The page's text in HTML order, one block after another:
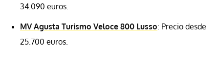
34.090 euros.
MV Agusta Turismo Veloce 800 Lusso: Precio desde
25.700 euros.